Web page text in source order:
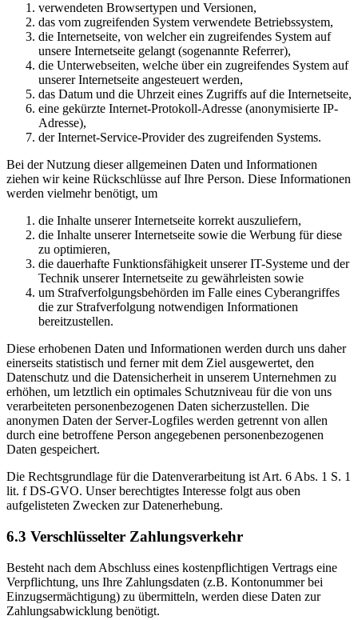
verwendeten Browsertypen und Versionen,
das vom zugreifenden System verwendete Betriebssystem,
die Internetseite, von welcher ein zugreifendes System auf
unsere Internetseite gelangt (sogenannte Referrer),
die Unterwebseiten, welche über ein zugreifendes System auf
unserer Internetseite angesteuert werden,
das Datum und die Uhrzeit eines Zugriffs auf die Internetseite,
eine gekürzte Internet-Protokoll-Adresse (anonymisierte IP-
Adresse),
der Internet-Service-Provider des zugreifenden Systems.
Bei der Nutzung dieser allgemeinen Daten und Informationen
ziehen wir keine Rückschlüsse auf Ihre Person. Diese Informationen
werden vielmehr benötigt, um
die Inhalte unserer Internetseite korrekt auszuliefern,
die Inhalte unserer Internetseite sowie die Werbung für diese
zu optimieren,
die dauerhafte Funktionsfähigkeit unserer IT-Systeme und der
Technik unserer Internetseite zu gewährleisten sowie
um Strafverfolgungsbehörden im Falle eines Cyberangriffes
die zur Strafverfolgung notwendigen Informationen
bereitzustellen.
Diese erhobenen Daten und Informationen werden durch uns daher
einerseits statistisch und ferner mit dem Ziel ausgewertet, den
Datenschutz und die Datensicherheit in unserem Unternehmen zu
erhöhen, um letztlich ein optimales Schutzniveau für die von uns
verarbeiteten personenbezogenen Daten sicherzustellen. Die
anonymen Daten der Server-Logfiles werden getrennt von allen
durch eine betroffene Person angegebenen personenbezogenen
Daten gespeichert.
Die Rechtsgrundlage für die Datenverarbeitung ist Art. 6 Abs. 1 S. 1
lit. f DS-GVO. Unser berechtigtes Interesse folgt aus oben
aufgelisteten Zwecken zur Datenerhebung.
6.3 Verschlüsselter Zahlungsverkehr
Besteht nach dem Abschluss eines kostenpflichtigen Vertrags eine
Verpflichtung, uns Ihre Zahlungsdaten (z.B. Kontonummer bei
Einzugsermächtigung) zu übermitteln, werden diese Daten zur
Zahlungsabwicklung benötigt.